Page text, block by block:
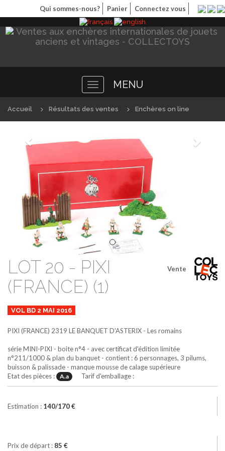
Qui sommes-nous? Panier Connectez vous
Toggle
navigation
MENU
Accueil Résultats des ventes Enchères on line
Précédént
Vente
LOT 20 - PIXI
(FRANCE) (1)
VOL BD 2 MAI 2016
PIXI (FRANCE) 2319 LE BANQUET D'ASTERIX - Les romains
série MINI-PIXI - boite n°4 - avec certificat d'édition limitée
n°211/1000 & plan du banquet - contient : 6 personnages, 3 pilums,
buisson & palissade - manque mousse de calage supérieure
Etat des pièces :
A.a Tarif d'emballage :
Estimation : 140/170 €
Prix de départ : 85 €